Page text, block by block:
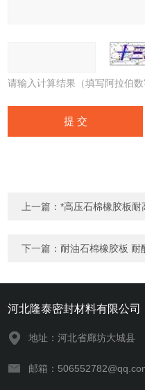
请输入计算结果（填写阿拉伯
上一篇：*高压石棉橡胶板耐
下一篇： 耐油石棉橡胶板 耐
河北隆泰密封材料有限公司
地址：河北省廊坊大城县
邮箱：